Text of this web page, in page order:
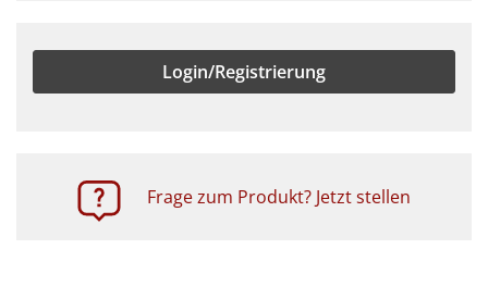
Login/Registrierung
Frage zum Produkt? Jetzt stellen